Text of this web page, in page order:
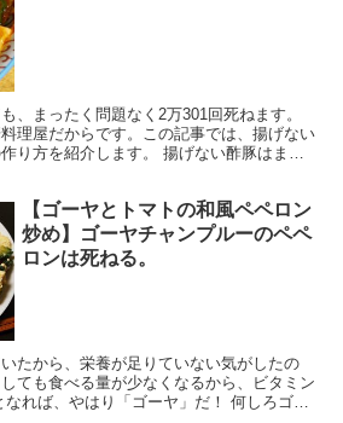
、まったく問題なく2万301回死ねます。
理屋だからです。この記事では、揚げない
り方を紹介します。 揚げない酢豚はまっ
【ゴーヤとトマトの和風ペペロン
炒め】ゴーヤチャンプルーのペペ
ロンは死ねる。
たから、栄養が足りていない気がしたの
ても食べる量が少なくなるから、ビタミン
れば、やはり「ゴーヤ」だ！ 何しろゴー